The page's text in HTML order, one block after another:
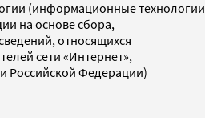
(информационные технологии
на основе сбора,
относящихся
сети «Интернет»,
Российской Федерации)